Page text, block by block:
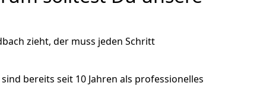
zieht, der muss jeden Schritt
bereits seit 10 Jahren als professionelles